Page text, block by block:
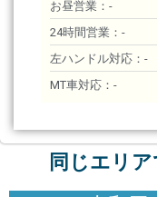
お昼営業：-
24時間営業：-
左ハンドル対応：-
MT車対応：-
同じエリ